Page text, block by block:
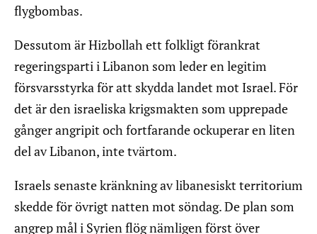
flygbombas.
Dessutom är Hizbollah ett folkligt förankrat
regeringsparti i Libanon som leder en legitim
försvarsstyrka för att skydda landet mot Israel. För
det är den israeliska krigsmakten som upprepade
gånger angripit och fortfarande ockuperar en liten
del av Libanon, inte tvärtom.
Israels senaste kränkning av libanesiskt territorium
skedde för övrigt natten mot söndag. De plan som
angrep mål i Syrien flög nämligen först över